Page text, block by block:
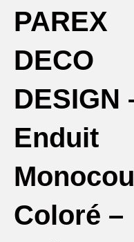
PAREX
DECO
DESIGN
Enduit
Coloré –